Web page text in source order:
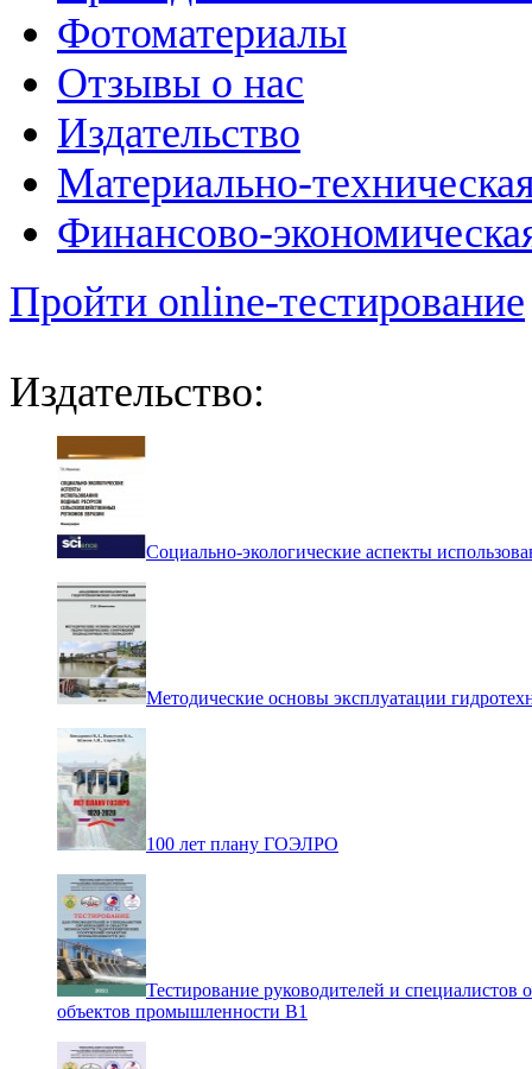
Фотоматериалы
Отзывы о нас
Издательство
Материально-
Финансово-
Пройти online-тестирование
Издательство:
Социально-экологические аспекты
Методические основы эксплуатации
100 лет плану ГОЭЛРО
Тестирование руководителей и специалистов
объектов промышленности В1